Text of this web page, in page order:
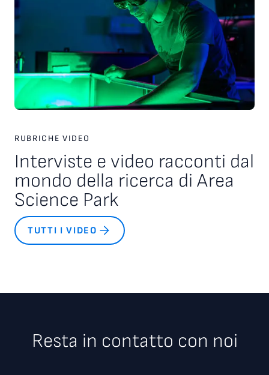
RUBRICHE VIDEO
Interviste e video racconti dal
mondo della ricerca di Area
Science Park
TUTTI I VIDEO
Resta in contatto con noi